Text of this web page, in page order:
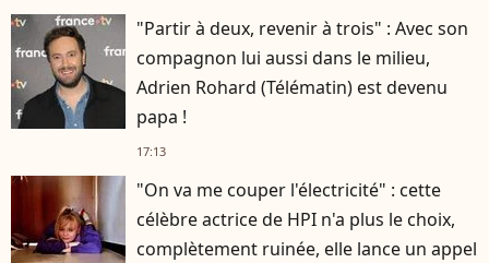
"Partir à deux, revenir à trois" : Avec son
compagnon lui aussi dans le milieu,
Adrien Rohard (Télématin) est devenu
papa !
17:13
"On va me couper l'électricité" : cette
célèbre actrice de HPI n'a plus le choix,
complètement ruinée, elle lance un appel